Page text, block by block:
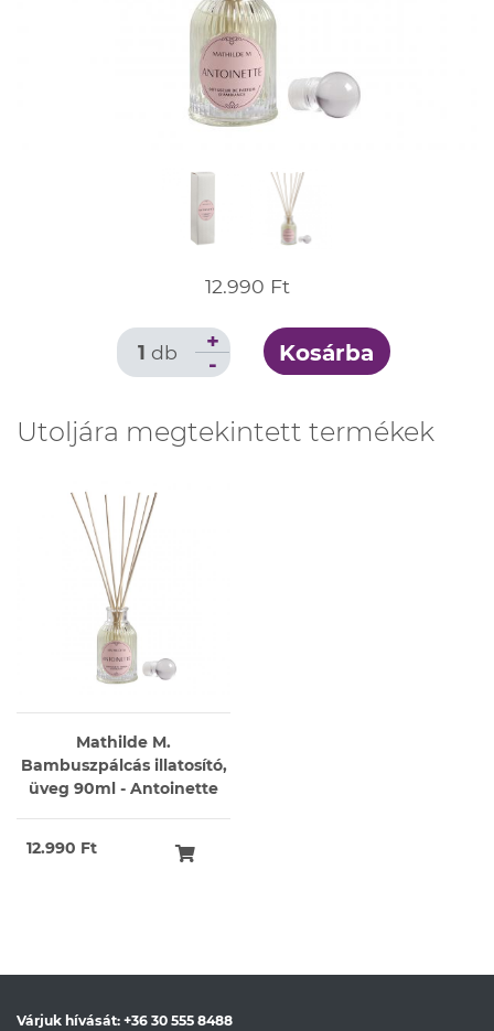
12.990 Ft
1 db -
+ Kosárba
Utoljára megtekintett termékek
Mathilde M.
Bambuszpálcás illatosító,
üveg 90ml - Antoinette
12.990 Ft
Várjuk hívását: +36 30 555 8488